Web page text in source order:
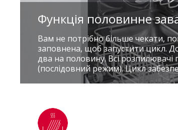
Функція половинне
Вам не потрібно більше чекати,
заповнена, щоб запустити цикл.
два на половину. Всі
(послідовний режим). Цикл